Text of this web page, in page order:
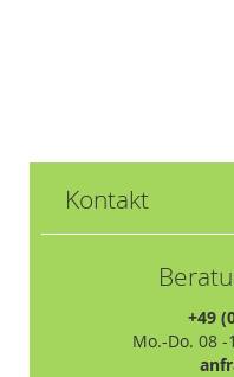
Kontakt
+49
Mo.-Do. 08